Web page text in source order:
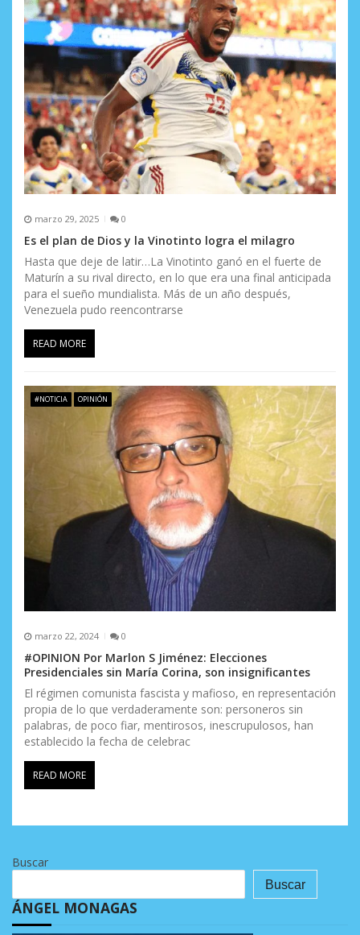
marzo 29, 2025 0
Es el plan de Dios y la Vinotinto logra el milagro
Hasta que deje de latir…La Vinotinto ganó en el fuerte de
Maturín a su rival directo, en lo que era una final anticipada
para el sueño mundialista. Más de un año después,
Venezuela pudo reencontrarse
READ MORE
#NOTICIA OPINIÓN
marzo 22, 2024 0
#OPINION Por Marlon S Jiménez: Elecciones
Presidenciales sin María Corina, son insignificantes
El régimen comunista fascista y mafioso, en representación
propia de lo que verdaderamente son: personeros sin
palabras, de poco fiar, mentirosos, inescrupulosos, han
establecido la fecha de celebrac
READ MORE
Buscar
Buscar
ÁNGEL MONAGAS